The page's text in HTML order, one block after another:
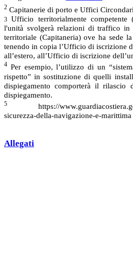
2 Capitanerie di porto e Uffici
3 Ufficio territorialmente competente
l'unità svolgerà relazioni di traffico in
territoriale (Capitaneria) ove ha sede
tenendo in copia l’Ufficio di iscrizione
all’estero, all’Ufficio di iscrizione
4 Per esempio, l’utilizzo di un
rispetto” in sostituzione di quelli
dispiegamento comporterà il
dispiegamento.
5 https://
sicurezza-della-navigazione-e-marittima
Allegati